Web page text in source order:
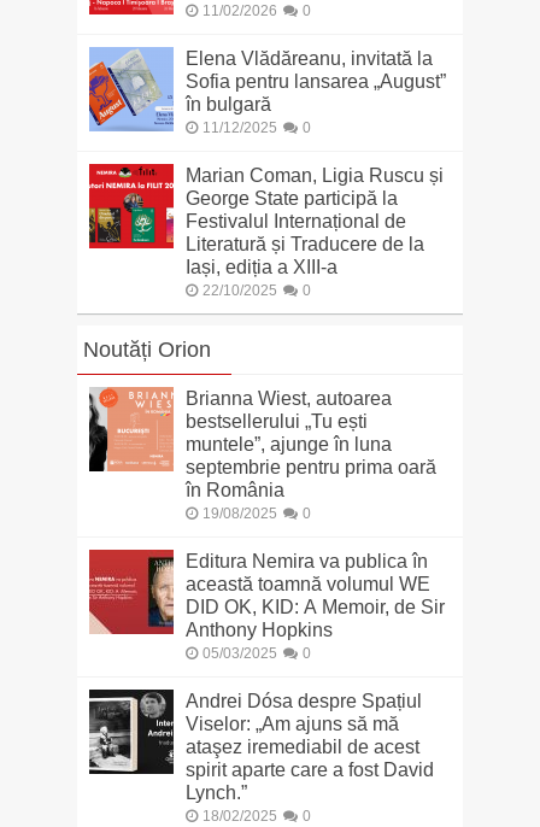
11/02/2026 0
Elena Vlădăreanu, invitată la
Sofia pentru lansarea „August”
în bulgară
11/12/2025 0
Marian Coman, Ligia Ruscu și
George State participă la
Festivalul Internațional de
Literatură și Traducere de la
Iași, ediția a XIII-a
22/10/2025 0
Noutăți Orion
Brianna Wiest, autoarea
bestsellerului „Tu ești
muntele”, ajunge în luna
septembrie pentru prima oară
în România
19/08/2025 0
Editura Nemira va publica în
această toamnă volumul WE
DID OK, KID: A Memoir, de Sir
Anthony Hopkins
05/03/2025 0
Andrei Dósa despre Spațiul
Viselor: „Am ajuns să mă
ataşez iremediabil de acest
spirit aparte care a fost David
Lynch.”
18/02/2025 0